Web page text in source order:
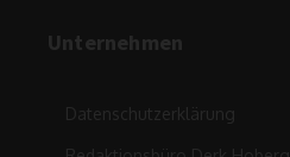
Unternehmen
Datenschutzerklärung